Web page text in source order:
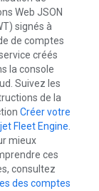
Web JSON
signés à
de comptes
créés
la console
Suivez les
de la
Créer votre
Fleet Engine.
mieux
ces
consultez
des comptes